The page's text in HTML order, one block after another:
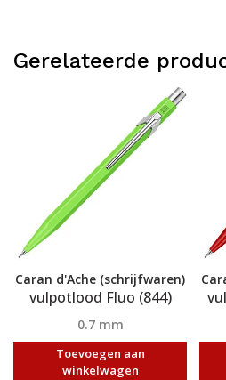
Gerelateerde
Caran d'Ache (schrijfwaren)
vulpotlood Fluo (844)
0.7 mm
Toevoegen aan
winkelwagen